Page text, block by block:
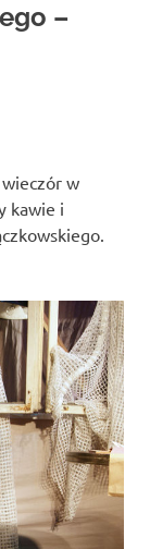
–
w
kawie i